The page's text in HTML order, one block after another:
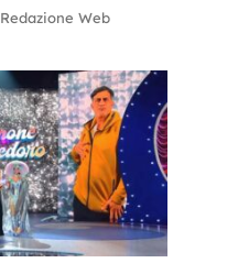
Redazione Web